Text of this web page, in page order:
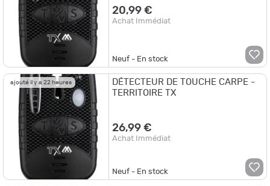
20,99 €
Achat Immédiat
Neuf - En stock
ajouté il y a 22 heures
DÉTECTEUR DE TOUCHE CARPE -
TERRITOIRE TX
26,99 €
Achat Immédiat
Neuf - En stock